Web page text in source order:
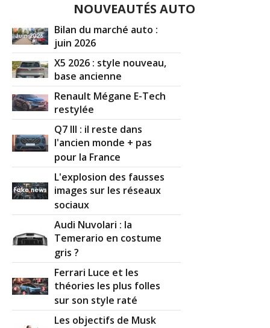
NOUVEAUTÉS AUTO
Bilan du marché auto :
juin 2026
X5 2026 : style nouveau,
base ancienne
Renault Mégane E-Tech
restylée
Q7 III : il reste dans
l'ancien monde + pas
pour la France
L'explosion des fausses
images sur les réseaux
sociaux
Audi Nuvolari : la
Temerario en costume
gris ?
Ferrari Luce et les
théories les plus folles
sur son style raté
Les objectifs de Musk